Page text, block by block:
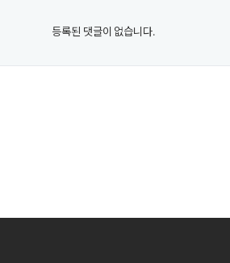
등록된 댓글이 없습니다.